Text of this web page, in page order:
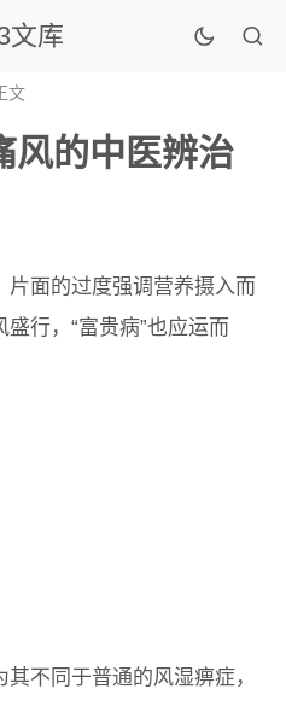
文库
文
风的中医辨治
片面的过度强调营养摄入而
行，“富贵病”也应运而
不同于普通的风湿痹症，